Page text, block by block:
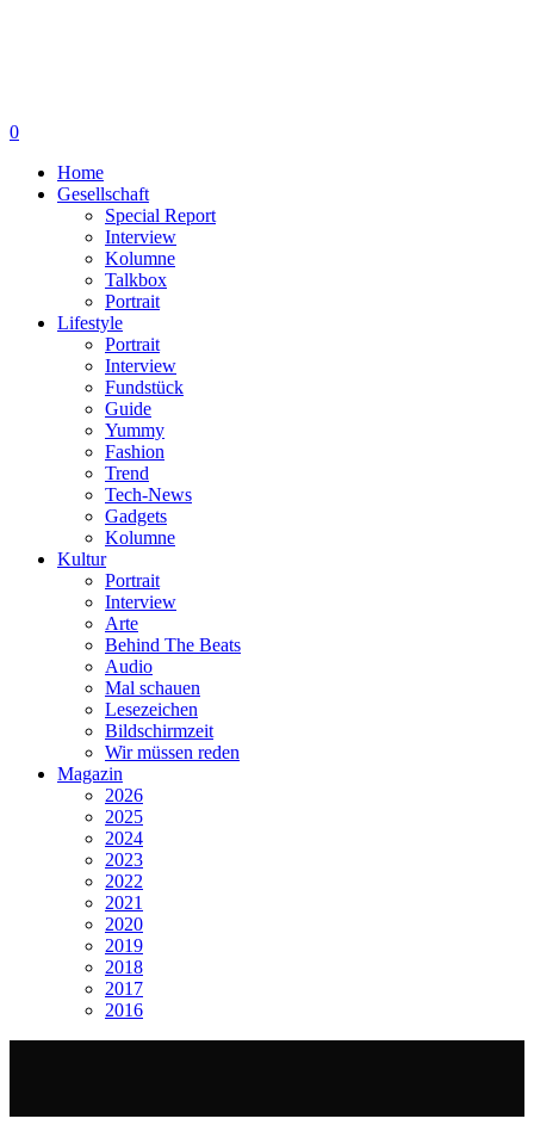
0
Home
Gesellschaft
Special Report
Interview
Kolumne
Talkbox
Portrait
Lifestyle
Portrait
Interview
Fundstück
Guide
Yummy
Fashion
Trend
Tech-News
Gadgets
Kolumne
Kultur
Portrait
Interview
Arte
Behind The Beats
Audio
Mal schauen
Lesezeichen
Bildschirmzeit
Wir müssen reden
Magazin
2026
2025
2024
2023
2022
2021
2020
2019
2018
2017
2016